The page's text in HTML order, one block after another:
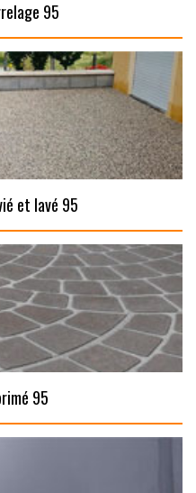
95
et lavé 95
95